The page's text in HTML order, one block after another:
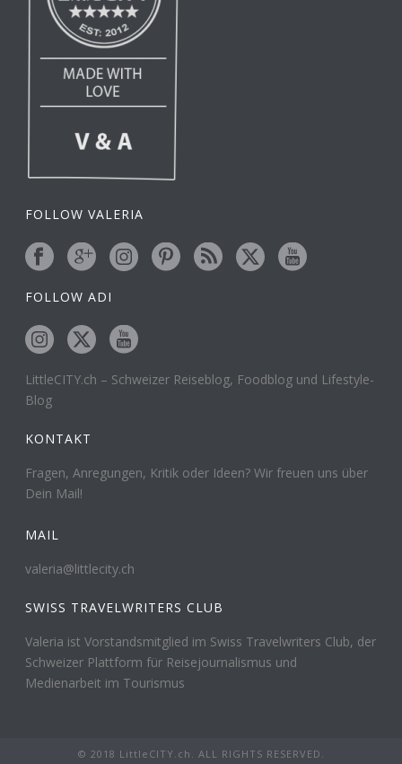
FOLLOW VALERIA
FOLLOW ADI
LittleCITY.ch – Schweizer Reiseblog, Foodblog und Lifestyle-
Blog
KONTAKT
Fragen, Anregungen, Kritik oder Ideen? Wir freuen uns über
Dein Mail!
MAIL
valeria@littlecity.ch
SWISS TRAVELWRITERS CLUB
Valeria ist Vorstandsmitglied im Swiss Travelwriters Club, der
Schweizer Plattform für Reisejournalismus und
Medienarbeit im Tourismus
© 2018 LittleCITY.ch. ALL RIGHTS RESERVED.